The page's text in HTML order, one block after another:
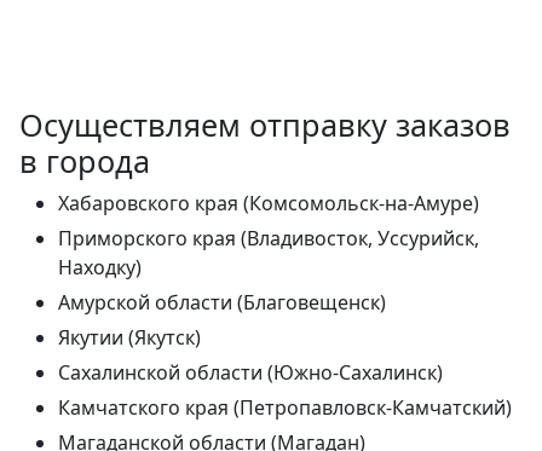
Осуществляем отправку заказов
в города
Хабаровского края (Комсомольск-на-Амуре)
Приморского края (Владивосток, Уссурийск,
Находку)
Амурской области (Благовещенск)
Якутии (Якутск)
Сахалинской области (Южно-Сахалинск)
Камчатского края (Петропавловск-Камчатский)
Магаданской области (Магадан)